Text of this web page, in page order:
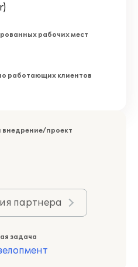
рабочих мест
работающих клиентов
внедрение/проект
партнера
задача